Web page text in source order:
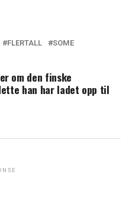
FLERTALL SOME
om den finske
han har ladet opp til